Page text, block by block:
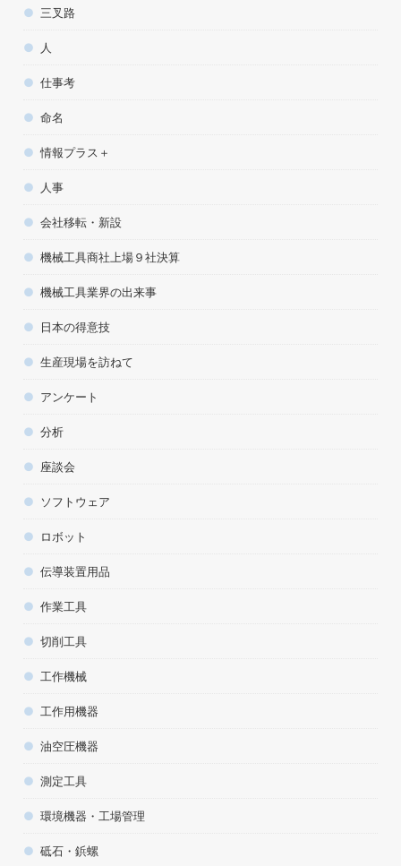
三叉路
人
仕事考
命名
情報プラス＋
人事
会社移転・新設
機械工具商社上場９社決算
機械工具業界の出来事
日本の得意技
生産現場を訪ねて
アンケート
分析
座談会
ソフトウェア
ロボット
伝導装置用品
作業工具
切削工具
工作機械
工作用機器
油空圧機器
測定工具
環境機器・工場管理
砥石・鋲螺